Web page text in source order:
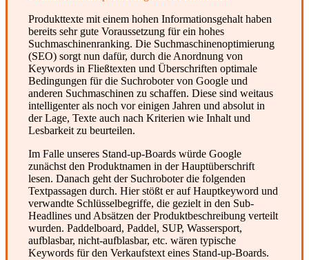
Produkttexte mit einem hohen Informationsgehalt haben
bereits sehr gute Voraussetzung für ein hohes
Suchmaschinenranking. Die Suchmaschinenoptimierung
(SEO) sorgt nun dafür, durch die Anordnung von
Keywords in Fließtexten und Überschriften optimale
Bedingungen für die Suchroboter von Google und
anderen Suchmaschinen zu schaffen. Diese sind weitaus
intelligenter als noch vor einigen Jahren und absolut in
der Lage, Texte auch nach Kriterien wie Inhalt und
Lesbarkeit zu beurteilen.
Im Falle unseres Stand-up-Boards würde Google
zunächst den Produktnamen in der Hauptüberschrift
lesen. Danach geht der Suchroboter die folgenden
Textpassagen durch. Hier stößt er auf Hauptkeyword und
verwandte Schlüsselbegriffe, die gezielt in den Sub-
Headlines und Absätzen der Produktbeschreibung verteilt
wurden. Paddelboard, Paddel, SUP, Wassersport,
aufblasbar, nicht-aufblasbar, etc. wären typische
Keywords für den Verkaufstext eines Stand-up-Boards.